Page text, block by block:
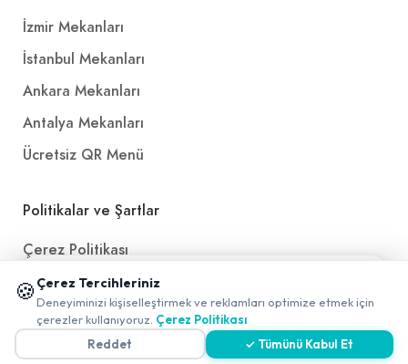
İzmir Mekanları
İstanbul Mekanları
Ankara Mekanları
Antalya Mekanları
Ücretsiz QR Menü
Politikalar ve Şartlar
Çerez Politikası
Gizlilik Politikası
Teslimat, İptal ve İade Politikası
Kullanım Koşulları ve Hizmet Politikası
🍪 Çerez Tercihleriniz
Deneyiminizi kişiselleştirmek ve reklamları optimize etmek için
çerezler kullanıyoruz. Çerez Politikası
Reddet
✓ Tümünü Kabul Et
📱 Mobil uygulamamızı keşfedin!
✖